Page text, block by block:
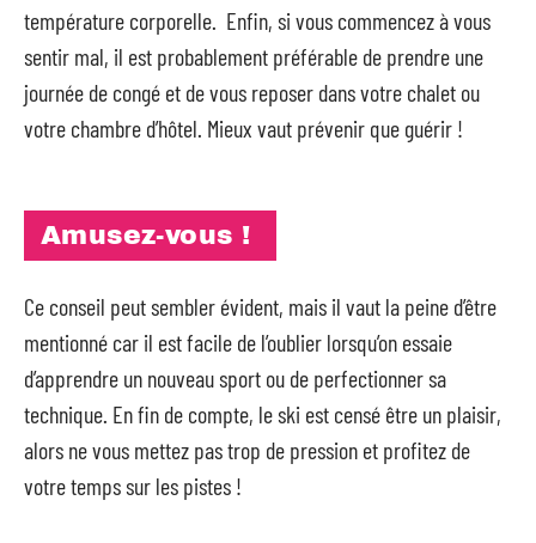
température corporelle. Enfin, si vous commencez à vous
sentir mal, il est probablement préférable de prendre une
journée de congé et de vous reposer dans votre chalet ou
votre chambre d’hôtel. Mieux vaut prévenir que guérir !
Amusez-vous !
Ce conseil peut sembler évident, mais il vaut la peine d’être
mentionné car il est facile de l’oublier lorsqu’on essaie
d’apprendre un nouveau sport ou de perfectionner sa
technique. En fin de compte, le ski est censé être un plaisir,
alors ne vous mettez pas trop de pression et profitez de
votre temps sur les pistes !